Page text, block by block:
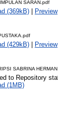
SARAN.pdf
(369kB) | Preview
(429kB) | Preview
SABRINA
to Repository
(1MB)